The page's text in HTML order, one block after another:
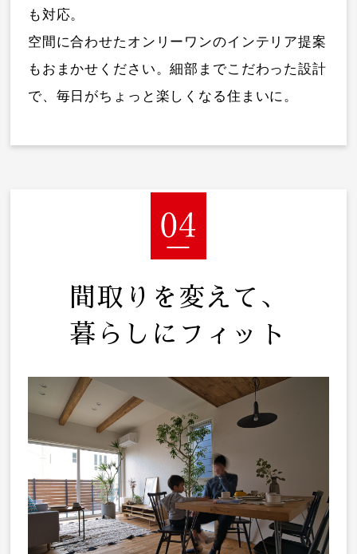
も対応。
空間に合わせたオンリーワンのインテリア提案
もおまかせください。細部までこだわった設計
で、毎日がちょっと楽しくなる住まいに。
間取りを変えて、
暮らしにフィット